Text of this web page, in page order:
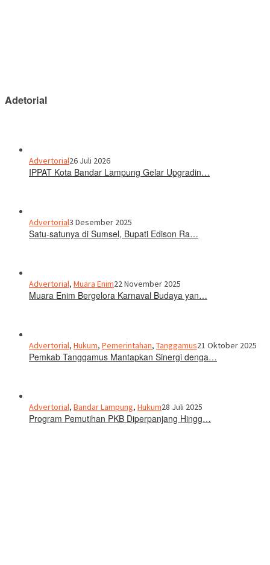
Adetorial
Advertorial26 Juli 2026
IPPAT Kota Bandar Lampung Gelar Upgradin…
Advertorial3 Desember 2025
Satu-satunya di Sumsel, Bupati Edison Ra…
Advertorial, Muara Enim22 November 2025
Muara Enim Bergelora Karnaval Budaya yan…
Advertorial, Hukum, Pemerintahan, Tanggamus21 Oktober 2025
Pemkab Tanggamus Mantapkan Sinergi denga…
Advertorial, Bandar Lampung, Hukum28 Juli 2025
Program Pemutihan PKB Diperpanjang Hingg…